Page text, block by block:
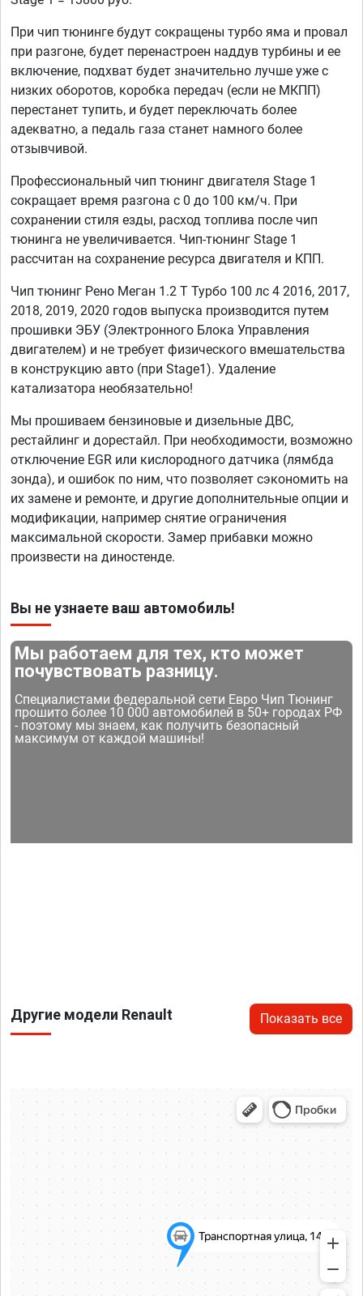
При чип тюнинге будут сокращены турбо яма и провал
при разгоне, будет перенастроен наддув турбины и ее
включение, подхват будет значительно лучше уже с
низких оборотов, коробка передач (если не МКПП)
перестанет тупить, и будет переключать более
адекватно, а педаль газа станет намного более
отзывчивой.
Профессиональный чип тюнинг двигателя Stage 1
сокращает время разгона с 0 до 100 км/ч. При
сохранении стиля езды, расход топлива после чип
тюнинга не увеличивается. Чип-тюнинг Stage 1
рассчитан на сохранение ресурса двигателя и КПП.
Чип тюнинг Рено Меган 1.2 T Турбо 100 лс 4 2016, 2017,
2018, 2019, 2020 годов выпуска производится путем
прошивки ЭБУ (Электронного Блока Управления
двигателем) и не требует физического вмешательства
в конструкцию авто (при Stage1). Удаление
катализатора необязательно!
Мы прошиваем бензиновые и дизельные ДВС,
рестайлинг и дорестайл. При необходимости, возможно
отключение EGR или кислородного датчика (лямбда
зонда), и ошибок по ним, что позволяет сэкономить на
их замене и ремонте, и другие дополнительные опции и
модификации, например снятие ограничения
максимальной скорости. Замер прибавки можно
произвести на диностенде.
Вы не узнаете ваш автомобиль!
Мы работаем для тех, кто может
почувствовать разницу.
Специалистами федеральной сети Евро Чип Тюнинг
прошито более 10 000 автомобилей в 50+ городах РФ
- поэтому мы знаем, как получить безопасный
максимум от каждой машины!
Другие модели Renault Показать все